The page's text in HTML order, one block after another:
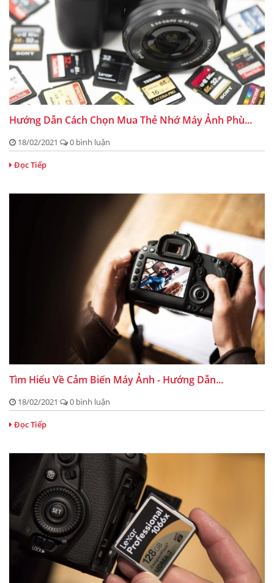
Hướng Dẫn Cách Chọn Mua Thẻ Nhớ Máy Ảnh Phù...
18/02/2021 0 bình luận
Đọc Tiếp
Tìm Hiểu Về Cảm Biến Máy Ảnh - Hướng Dẫn...
18/02/2021 0 bình luận
Đọc Tiếp